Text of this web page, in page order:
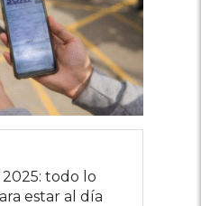
todo lo
estar al día